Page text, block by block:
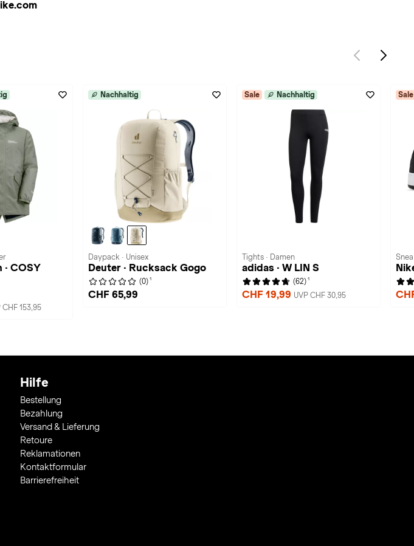
COSY
CHF 153,95
Nachhaltig
Daypack · Unisex
Deuter · Rucksack Gogo
(0) 1
CHF 65,99
Sale Nachhaltig
Tights · Damen
adidas · W LIN S
(62) 1
CHF 19,99 UVP CHF 30,95
Sale
Hilfe
Bestellung
Bezahlung
Versand & Lieferung
Retoure
Reklamationen
Kontaktformular
Barrierefreiheit